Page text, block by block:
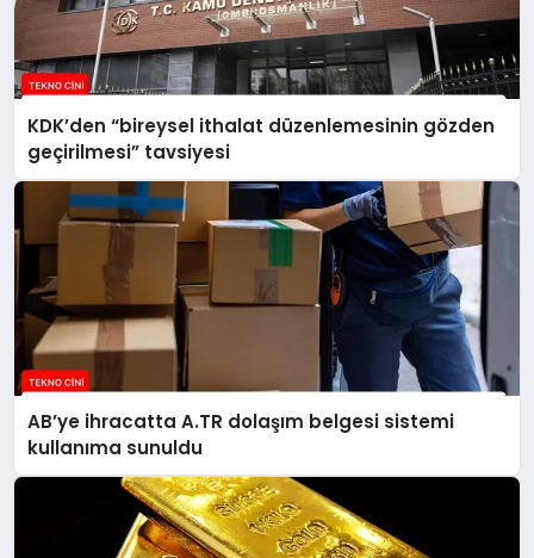
KDK’den “bireysel ithalat düzenlemesinin gözden
geçirilmesi” tavsiyesi
AB’ye ihracatta A.TR dolaşım belgesi sistemi
kullanıma sunuldu